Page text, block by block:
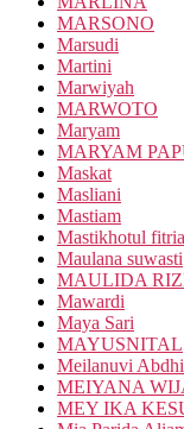
MARSONO
Marsudi
Martini
Marwiyah
MARWOTO
Maryam
MARYAM
Maskat
Masliani
Mastiam
Mastikhotul fitria
Maulana suwasti
MAULIDA
Mawardi
Maya Sari
MAYUSNITAL
Meilanuvi
MEIYANA
MEY IKA